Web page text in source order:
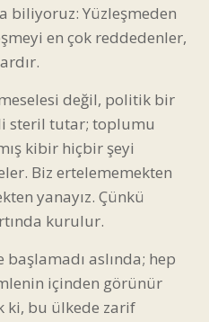
biliyoruz: Yüzleşmeden
en çok reddedenler,
değil, politik bir
steril tutar; toplumu
kibir hiçbir şeyi
Biz ertelememekten
yanayız. Çünkü
kurulur.
aslında; hep
içinden görünür
ki, bu ülkede zarif